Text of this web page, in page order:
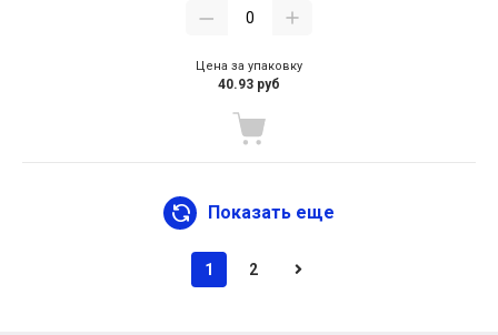
Цена за упаковку
40.93 руб
Показать еще
1 2